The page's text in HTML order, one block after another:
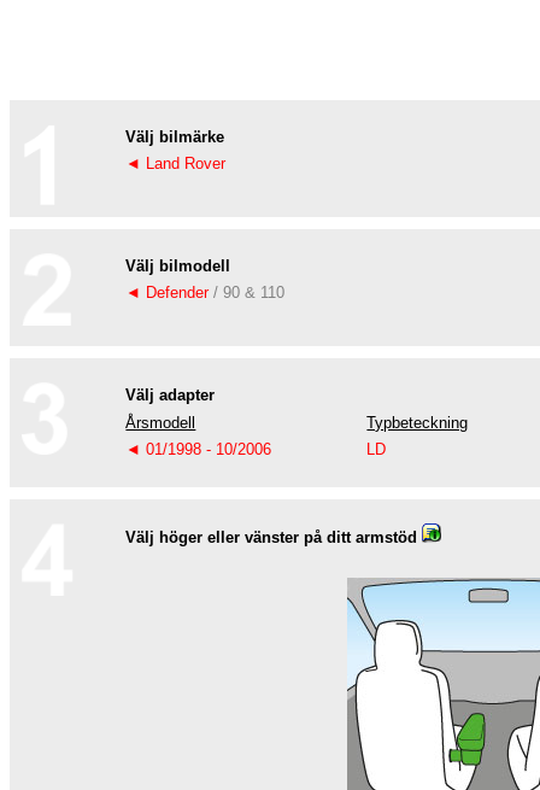
Välj bilmärke
◄ Land Rover
Välj bilmodell
◄ Defender / 90 & 110
Välj adapter
Årsmodell
Typbeteckning
◄ 01/1998 - 10/2006
LD
Välj höger eller vänster på ditt armstöd